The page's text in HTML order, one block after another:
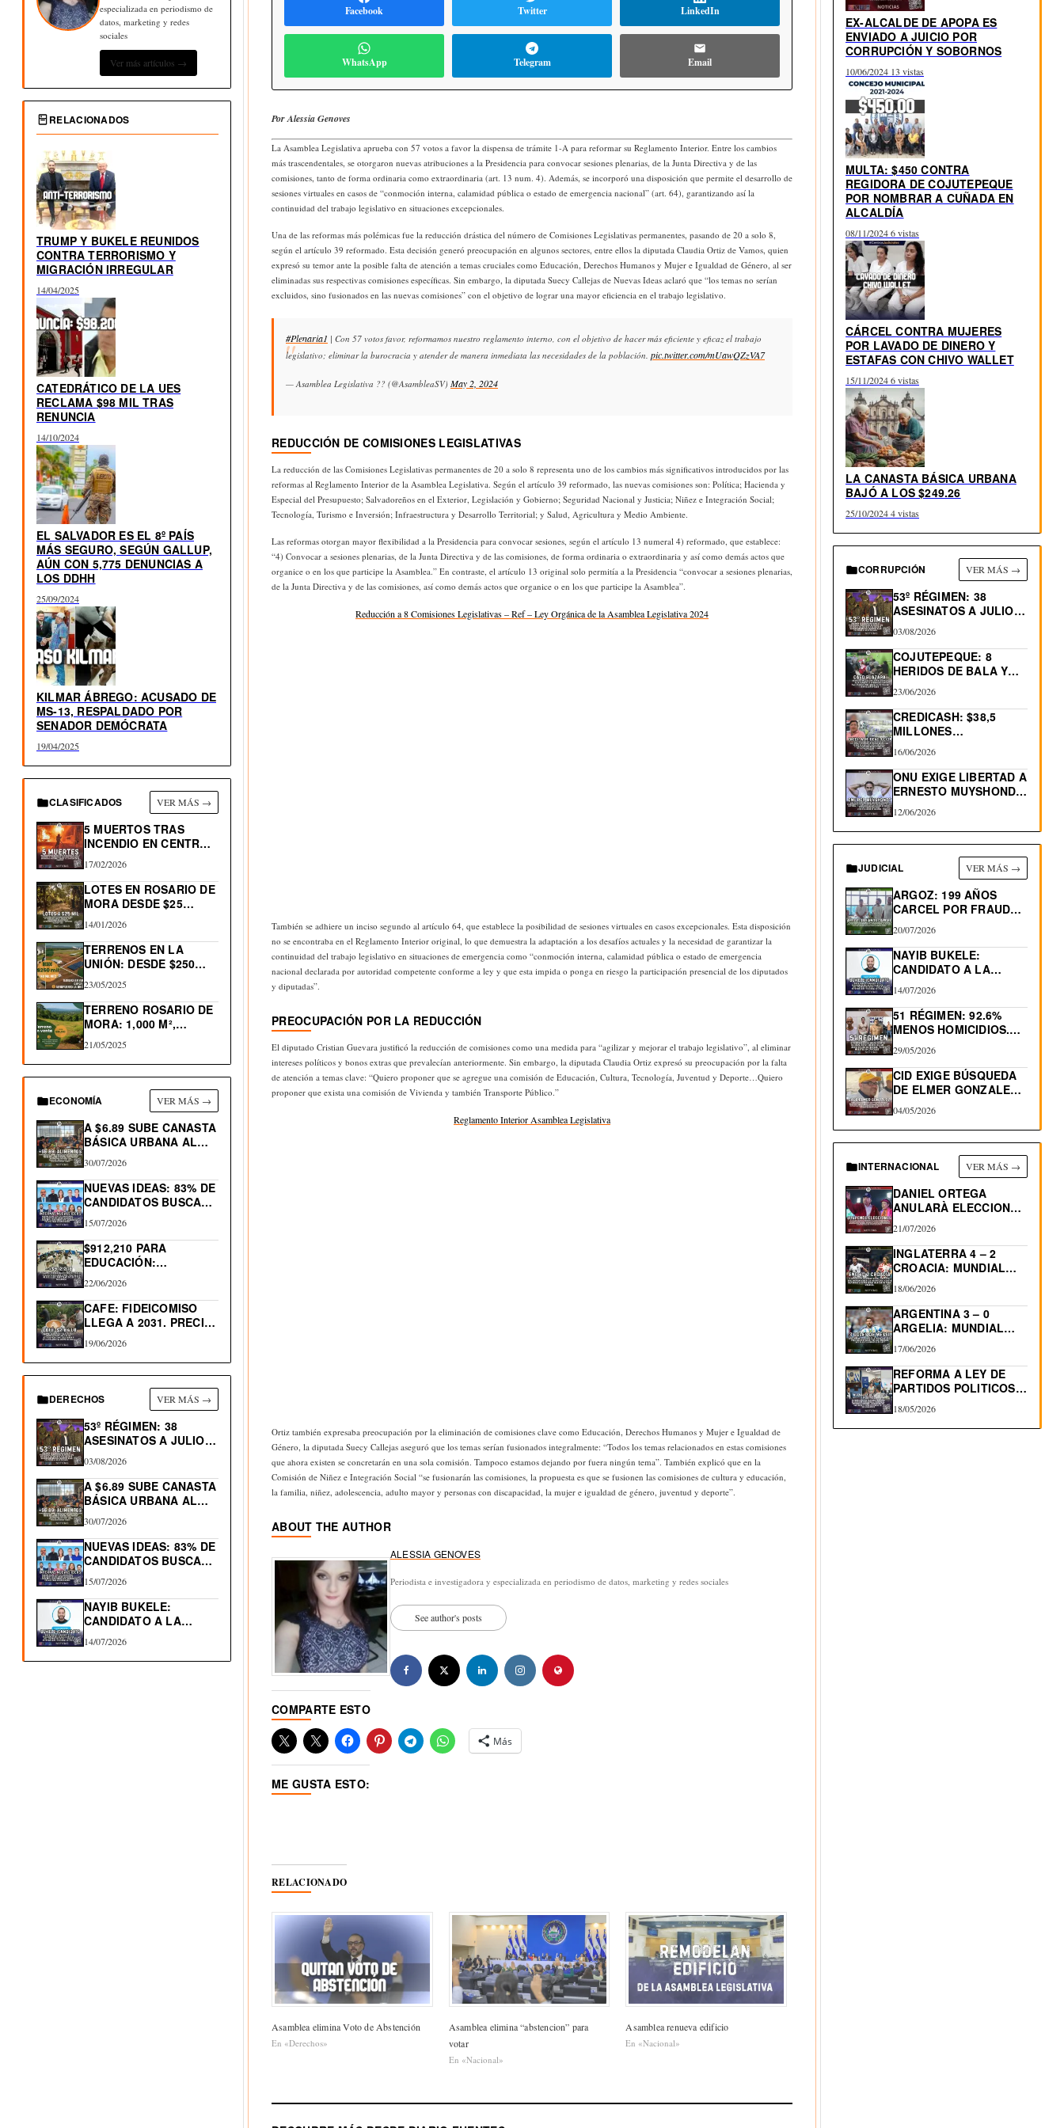
especializada en periodismo de
datos, marketing y redes
sociales
Ver más artículos →
RELACIONADOS
TRUMP Y BUKELE REUNIDOS
CONTRA TERRORISMO Y
MIGRACIÓN IRREGULAR
14/04/2025
CATEDRÁTICO DE LA UES
RECLAMA $98 MIL TRAS
RENUNCIA
14/10/2024
EL SALVADOR ES EL 8º PAÍS
MÁS SEGURO, SEGÚN GALLUP,
AÚN CON 5,775 DENUNCIAS A
LOS DDHH
25/09/2024
KILMAR ÁBREGO: ACUSADO DE
MS-13, RESPALDADO POR
SENADOR DEMÓCRATA
19/04/2025
CLASIFICADOS VER MÁS →
5 MUERTOS TRAS
INCENDIO EN CENTRO
HISTÓRICO…
17/02/2026
LOTES EN ROSARIO DE
MORA DESDE $25…
14/01/2026
TERRENOS EN LA
UNIÓN: DESDE $250
MIL…
23/05/2025
TERRENO ROSARIO DE
MORA: 1,000 M²,
NACIMIENTO…
21/05/2025
ECONOMÍA VER MÁS →
A $6.89 SUBE CANASTA
BÁSICA URBANA AL…
30/07/2026
NUEVAS IDEAS: 83% DE
CANDIDATOS BUSCAN
RE-ELECCIÓN…
15/07/2026
$912,210 PARA
EDUCACIÓN:
PROGRAMA
TRAYECTORIAS
EDUCATIVAS
COMPLEJAS
22/06/2026
CAFE: FIDEICOMISO
LLEGA A 2031. PRECIO
LIBRA…
19/06/2026
DERECHOS VER MÁS →
53º RÉGIMEN: 38
ASESINATOS A JULIO
2026.…
03/08/2026
A $6.89 SUBE CANASTA
BÁSICA URBANA AL…
30/07/2026
NUEVAS IDEAS: 83% DE
CANDIDATOS BUSCAN
RE-ELECCIÓN…
15/07/2026
NAYIB BUKELE:
CANDIDATO A LA
REELECCIÓN 2027
14/07/2026
Facebook Twitter LinkedIn
WhatsApp Telegram Email
Por Alessia Genoves
La Asamblea Legislativa aprueba con 57 votos a favor la dispensa de trámite 1-A para reformar su Reglamento Interior. Entre los cambios
más trascendentales, se otorgaron nuevas atribuciones a la Presidencia para convocar sesiones plenarias, de la Junta Directiva y de las
comisiones, tanto de forma ordinaria como extraordinaria (art. 13 num. 4). Además, se incorporó una disposición que permite el desarrollo de
sesiones virtuales en casos de “conmoción interna, calamidad pública o estado de emergencia nacional” (art. 64), garantizando así la
continuidad del trabajo legislativo en situaciones excepcionales.
Una de las reformas más polémicas fue la reducción drástica del número de Comisiones Legislativas permanentes, pasando de 20 a solo 8,
según el artículo 39 reformado. Esta decisión generó preocupación en algunos sectores, entre ellos la diputada Claudia Ortiz de Vamos, quien
expresó su temor ante la posible falta de atención a temas cruciales como Educación, Derechos Humanos y Mujer e Igualdad de Género, al ser
eliminadas sus respectivas comisiones específicas. Sin embargo, la diputada Suecy Callejas de Nuevas Ideas aclaró que “los temas no serían
excluidos, sino fusionados en las nuevas comisiones” con el objetivo de lograr una mayor eficiencia en el trabajo legislativo.
#Plenaria1 | Con 57 votos favor, reformamos nuestro reglamento interno, con el objetivo de hacer más eficiente y eficaz el trabajo
legislativo; eliminar la burocracia y atender de manera inmediata las necesidades de la población. pic.twitter.com/mUawQZzVA7
— Asamblea Legislativa ?? (@AsambleaSV) May 2, 2024
REDUCCIÓN DE COMISIONES LEGISLATIVAS
La reducción de las Comisiones Legislativas permanentes de 20 a solo 8 representa uno de los cambios más significativos introducidos por las
reformas al Reglamento Interior de la Asamblea Legislativa. Según el artículo 39 reformado, las nuevas comisiones son: Política; Hacienda y
Especial del Presupuesto; Salvadoreños en el Exterior, Legislación y Gobierno; Seguridad Nacional y Justicia; Niñez e Integración Social;
Tecnología, Turismo e Inversión; Infraestructura y Desarrollo Territorial; y Salud, Agricultura y Medio Ambiente.
Las reformas otorgan mayor flexibilidad a la Presidencia para convocar sesiones, según el artículo 13 numeral 4) reformado, que establece:
“4) Convocar a sesiones plenarias, de la Junta Directiva y de las comisiones, de forma ordinaria o extraordinaria y así como demás actos que
organice o en los que participe la Asamblea.” En contraste, el artículo 13 original solo permitía a la Presidencia “convocar a sesiones plenarias,
de la Junta Directiva y de las comisiones, así como demás actos que organice o en los que participe la Asamblea”.
Reducción a 8 Comisiones Legislativas – Ref – Ley Orgánica de la Asamblea Legislativa 2024
También se adhiere un inciso segundo al artículo 64, que establece la posibilidad de sesiones virtuales en casos excepcionales. Esta disposición
no se encontraba en el Reglamento Interior original, lo que demuestra la adaptación a los desafíos actuales y la necesidad de garantizar la
continuidad del trabajo legislativo en situaciones de emergencia como “conmoción interna, calamidad pública o estado de emergencia
nacional declarada por autoridad competente conforme a ley y que esta impida o ponga en riesgo la participación presencial de los diputados
y diputadas”.
PREOCUPACIÓN POR LA REDUCCIÓN
El diputado Cristian Guevara justificó la reducción de comisiones como una medida para “agilizar y mejorar el trabajo legislativo”, al eliminar
intereses políticos y bonos extras que prevalecían anteriormente. Sin embargo, la diputada Claudia Ortiz expresó su preocupación por la falta
de atención a temas clave: “Quiero proponer que se agregue una comisión de Educación, Cultura, Tecnología, Juventud y Deporte…Quiero
proponer que exista una comisión de Vivienda y también Transporte Público.”
Reglamento Interior Asamblea Legislativa
Ortiz también expresaba preocupación por la eliminación de comisiones clave como Educación, Derechos Humanos y Mujer e Igualdad de
Género, la diputada Suecy Callejas aseguró que los temas serían fusionados integralmente: “Todos los temas relacionados en estas comisiones
que ahora existen se concretarán en una sola comisión. Tampoco estamos dejando por fuera ningún tema”. También explicó que en la
Comisión de Niñez e Integración Social “se fusionarán las comisiones, la propuesta es que se fusionen las comisiones de cultura y educación,
la familia, niñez, adolescencia, adulto mayor y personas con discapacidad, la mujer e igualdad de género, juventud y deporte”.
ABOUT THE AUTHOR
ALESSIA GENOVES
Periodista e investigadora y especializada en periodismo de datos, marketing y redes sociales
See author's posts
COMPARTE ESTO
Más
ME GUSTA ESTO:
RELACIONADO
Asamblea elimina Voto de Abstención
En «Derechos»
Asamblea elimina “abstencion” para
votar
En «Nacional»
Asamblea renueva edificio
En «Nacional»
EX-ALCALDE DE APOPA ES
ENVIADO A JUICIO POR
CORRUPCIÓN Y SOBORNOS
10/06/2024 13 vistas
MULTA: $450 CONTRA
REGIDORA DE COJUTEPEQUE
POR NOMBRAR A CUÑADA EN
ALCALDÍA
08/11/20246 vistas
CÁRCEL CONTRA MUJERES
POR LAVADO DE DINERO Y
ESTAFAS CON CHIVO WALLET
15/11/20246 vistas
LA CANASTA BÁSICA URBANA
BAJÓ A LOS $249.26
25/10/20244 vistas
CORRUPCIÓN VER MÁS →
53º RÉGIMEN: 38
ASESINATOS A JULIO
2026.…
03/08/2026
COJUTEPEQUE: 8
HERIDOS DE BALA Y
0…
23/06/2026
CREDICASH: $38,5
MILLONES
INCAUTADOS. INICIAN
DEVOLUCIÓN
16/06/2026
ONU EXIGE LIBERTAD A
ERNESTO MUYSHONDT,
CONDENADO…
12/06/2026
JUDICIAL VER MÁS →
ARGOZ: 199 AÑOS
CARCEL POR FRAUDES
INMOBILIARIOS
20/07/2026
NAYIB BUKELE:
CANDIDATO A LA
REELECCIÓN 2027
14/07/2026
51 RÉGIMEN: 92.6%
MENOS HOMICIDIOS.
530 “MUERTES…
29/05/2026
CID EXIGE BÚSQUEDA
DE ELMER GONZALEZ,
DEPORTADO…
04/05/2026
INTERNACIONAL VER MÁS →
DANIEL ORTEGA
ANULARÀ ELECCIONES
EN NICARAGUA
21/07/2026
INGLATERRA 4 – 2
CROACIA: MUNDIAL
2026
18/06/2026
ARGENTINA 3 – 0
ARGELIA: MUNDIAL
2026…
17/06/2026
REFORMA A LEY DE
PARTIDOS POLITICOS:
RE-ELECCIÓN…
18/05/2026